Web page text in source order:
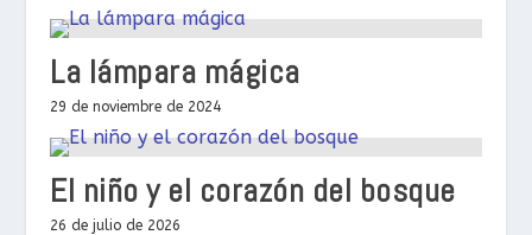
La lámpara mágica
29 de noviembre de 2024
El niño y el corazón del bosque
26 de julio de 2026